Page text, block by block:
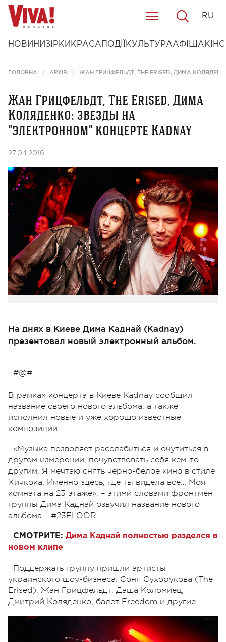
НОВИНИ ЗІРКИ КРАСА ПОДІЇ КУЛЬТУРААФІША КІНО
RU
ГОЛОВНА АРХІВ ЖАН ГРИЦФЕЛЬДТ, THE ERISED, ДИМА
Жан Грицфельдт, The Erised, Дима
Коляденко: звезды на
"электронном" концерте Kadnay
27.04.2016
На днях в Киеве Дима Каднай (Kadnay)
презентовал новый электронный альбом.
#@#
В рамках концерта в Киеве Kadnay сообщил
название своего нового альбома, а также
исполнил новые и уже хорошо известные
композиции.
«Музыка позволяет расслабиться и очутиться в
другом измерении, почувствовать себя кем-то
другим. Я мечтаю снять черно-белое кино в стиле
Хичкока. Именно здесь, где ты видела все… Моя
комната на 23 этаже», – этими словами фронтмен
группы Дима Каднай озвучил название нового
альбома – #23FLOOR.
СМОТРИТЕ: Дима Каднай полностью разделся в
новом клипе
Поддержать группу пришли артисты
украинского шоу-бизнеса: Соня Сухорукова (The
Erised), Жан Грицфельдт, Даша Коломиец,
Дмитрий Коляденко, балет Freedom и другие.